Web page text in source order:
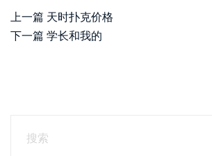
上一篇 天时扑克价格
下一篇 学长和我的